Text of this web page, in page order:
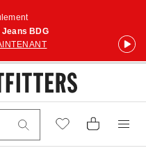
Jeans BDG